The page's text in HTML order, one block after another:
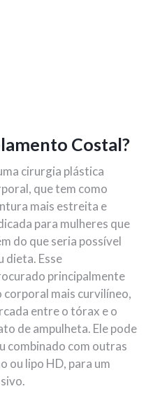
Costal?
cirurgia plástica
que tem como
mais estreita e
para mulheres que
do que seria possível
dieta. Esse
principalmente
mais curvilíneo,
entre o tórax e o
de ampulheta. Ele pode
combinado com outras
ou lipo HD, para um